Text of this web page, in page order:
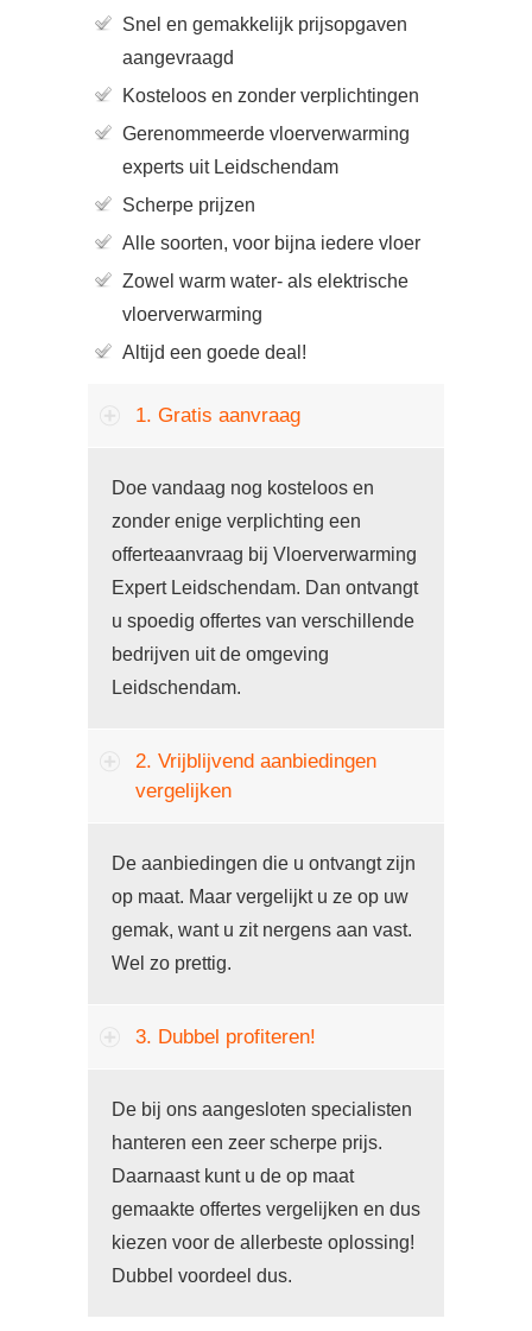
Snel en gemakkelijk prijsopgaven
aangevraagd
Kosteloos en zonder verplichtingen
Gerenommeerde vloerverwarming
experts uit Leidschendam
Scherpe prijzen
Alle soorten, voor bijna iedere vloer
Zowel warm water- als elektrische
vloerverwarming
Altijd een goede deal!
1. Gratis aanvraag
Doe vandaag nog kosteloos en
zonder enige verplichting een
offerteaanvraag bij Vloerverwarming
Expert Leidschendam. Dan ontvangt
u spoedig offertes van verschillende
bedrijven uit de omgeving
Leidschendam.
2. Vrijblijvend aanbiedingen
vergelijken
De aanbiedingen die u ontvangt zijn
op maat. Maar vergelijkt u ze op uw
gemak, want u zit nergens aan vast.
Wel zo prettig.
3. Dubbel profiteren!
De bij ons aangesloten specialisten
hanteren een zeer scherpe prijs.
Daarnaast kunt u de op maat
gemaakte offertes vergelijken en dus
kiezen voor de allerbeste oplossing!
Dubbel voordeel dus.